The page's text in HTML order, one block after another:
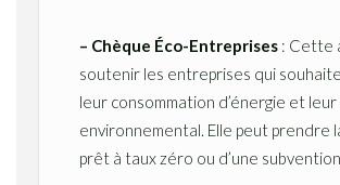
– Chèque Éco-Entreprises : Cette
soutenir les entreprises qui
leur consommation d’énergie et leur
environnemental. Elle peut prendre
prêt à taux zéro ou d’une